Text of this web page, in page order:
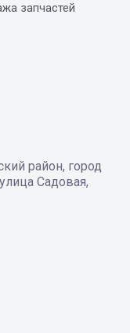
запчастей
район, город
Садовая,